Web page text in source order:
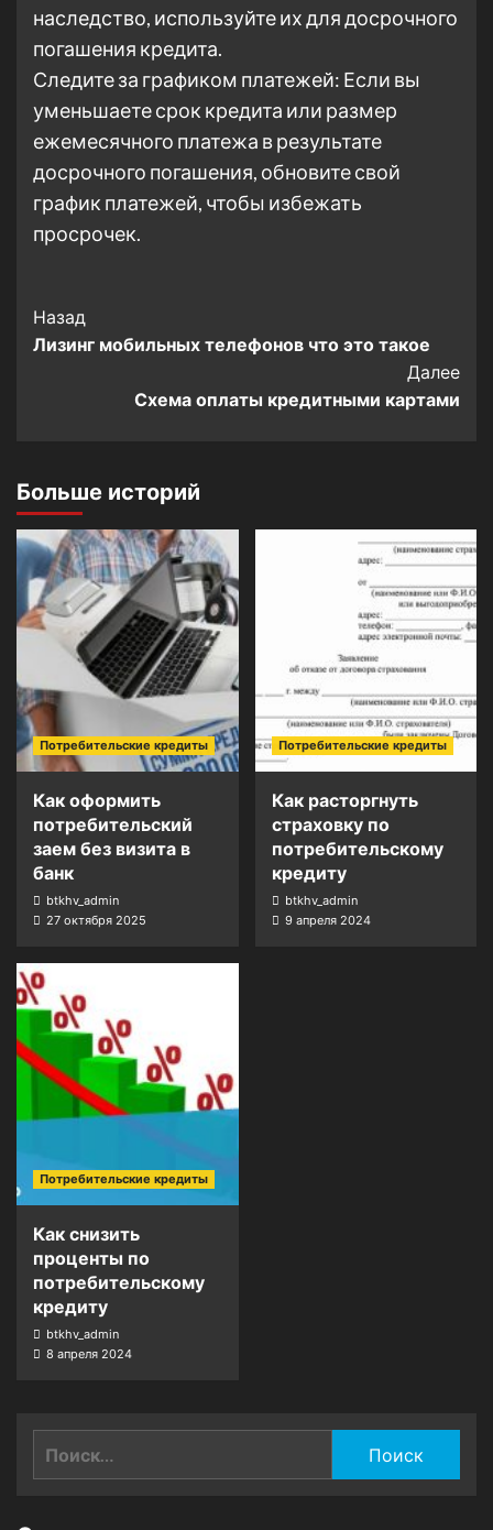
наследство, используйте их для досрочного
погашения кредита.
Следите за графиком платежей: Если вы
уменьшаете срок кредита или размер
ежемесячного платежа в результате
досрочного погашения, обновите свой
график платежей, чтобы избежать
просрочек.
Post
Navigation
Назад
Лизинг мобильных телефонов что это такое
Далее
Схема оплаты кредитными картами
Больше историй
Потребительские кредиты
Как оформить
потребительский
заем без визита в
банк
btkhv_admin
27 октября 2025
Потребительские кредиты
Как расторгнуть
страховку по
потребительскому
кредиту
btkhv_admin
9 апреля 2024
Потребительские кредиты
Как снизить
проценты по
потребительскому
кредиту
btkhv_admin
8 апреля 2024